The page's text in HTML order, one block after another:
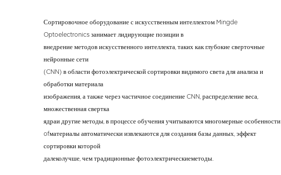
Сортировочное оборудование с искусственным интеллектом Mingde
Optoelectronics занимает лидирующие позиции в
внедрение методов искусственного интеллекта, таких как глубокие сверточные
нейронные сети
(CNN) в области фотоэлектрической сортировки видимого света для анализа и
обработки материала
изображения, а также через частичное соединение CNN, распределение веса,
множественная свертка
ядраи другие методы, в процессе обучения учитываются многомерные особенности
ofматериалы автоматически извлекаются для создания базы данных, эффект
сортировки которой
далеколучше, чем традиционные фотоэлектрическиеметоды.